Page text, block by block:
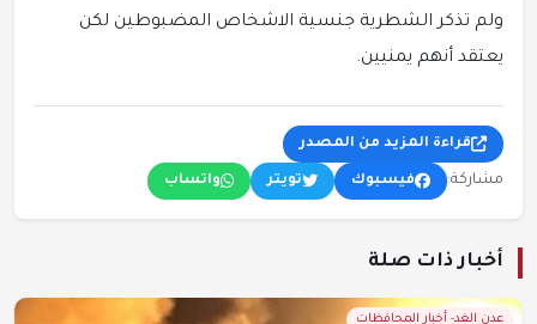
ولم تذكر الشطرية جنسية الاشخاص المضبوطين لكن
يعتقد أنهم يمنيين.
قراءة المزيد من المصدر
مشاركة: فيسبوك تويتر واتساب
أخبار ذات صلة
عدن الغد- أخبار المحافظات